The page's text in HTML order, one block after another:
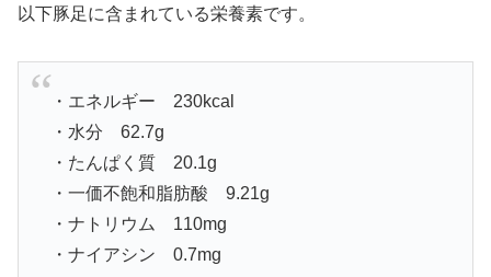
以下豚足に含まれている栄養素です。
・エネルギー 230kcal
・水分 62.7g
・たんぱく質 20.1g
・一価不飽和脂肪酸 9.21g
・ナトリウム 110mg
・ナイアシン 0.7mg